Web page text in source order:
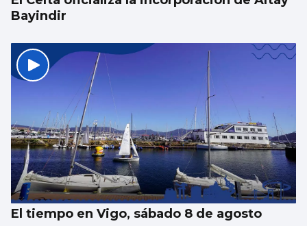
Bayindir
El tiempo en Vigo, sábado 8 de agosto